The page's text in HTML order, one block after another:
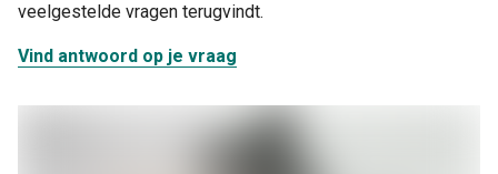
veelgestelde vragen terugvindt.
Vind antwoord op je vraag